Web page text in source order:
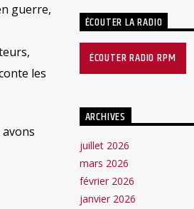
guerre,
les
ÉCOUTER LA RADIO
ÉCOUTER RADIO RPM
ARCHIVES
juillet 2026
mars 2026
février 2026
janvier 2026